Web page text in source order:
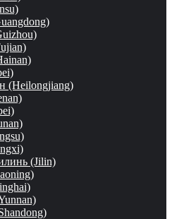
(Heilongjiang)
(Jilin)